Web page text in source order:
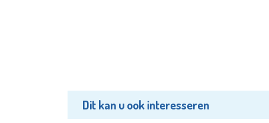
Dit kan u ook interesseren